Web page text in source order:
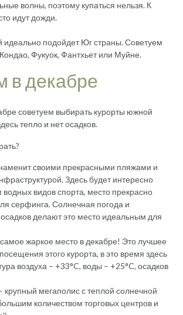
волны, поэтому купаться нельзя. К
идут дожди.
идеально подойдет Юг страны. Советуем
Фукуок, Фантхьет или Муйне.
в декабре
советуем выбирать курорты южной
тепло и нет осадков.
своими прекрасными пляжами и
Здесь будет интересно
видов спорта, место прекрасно
серфинга. Солнечная погода и
осадков делают это место идеальным для
жаркое место в декабре! Это лучшее
этого курорта, в это время здесь
воздуха – +33°C, воды – +25°C, осадков
мегаполис с теплой солнечной
количеством торговых центров и